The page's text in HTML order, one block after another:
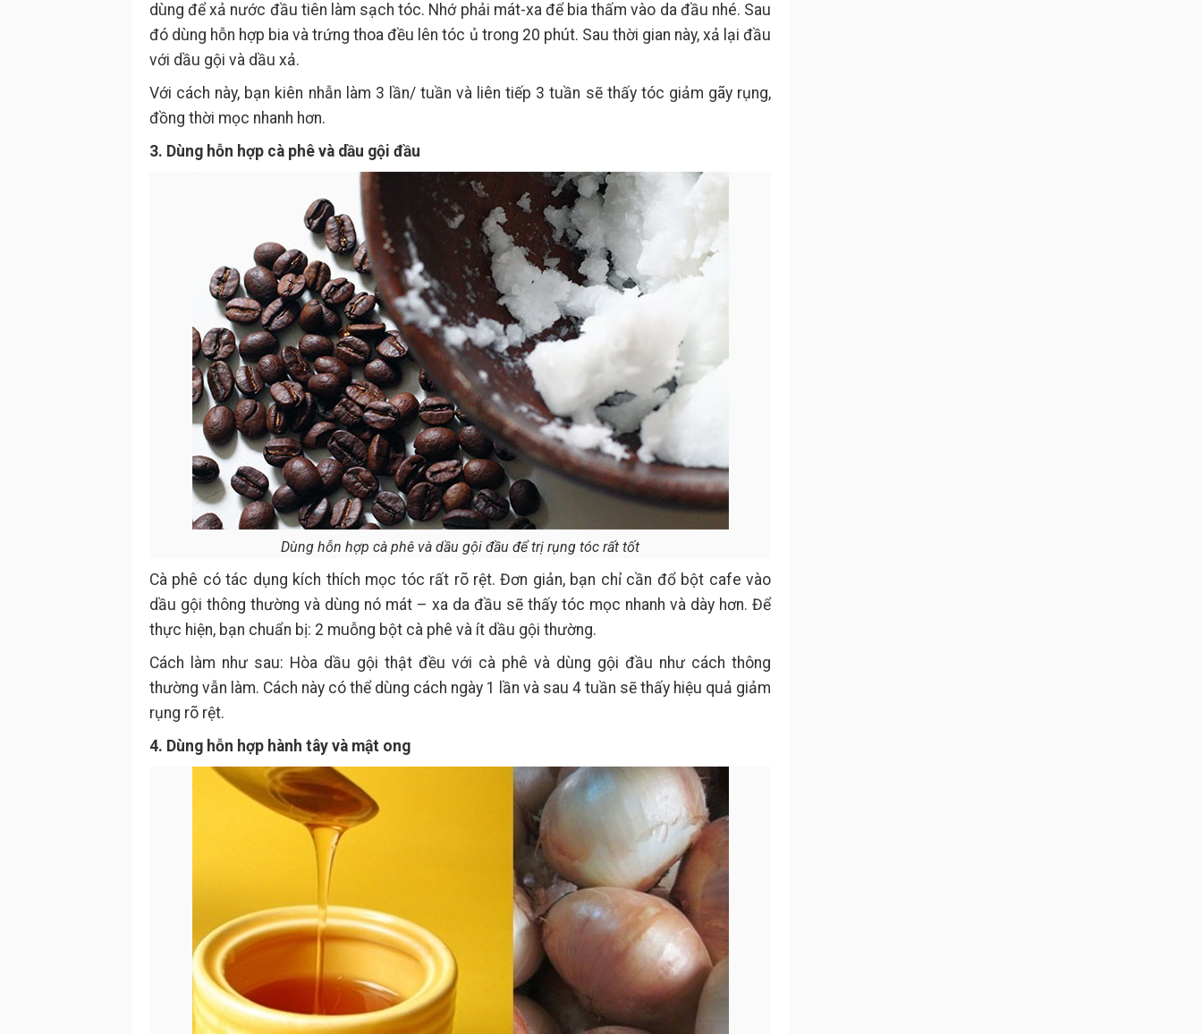
dùng để xả nước đầu tiên làm sạch tóc. Nhớ phải mát-xa để bia thấm vào da đầu nhé. Sau
đó dùng hỗn hợp bia và trứng thoa đều lên tóc ủ trong 20 phút. Sau thời gian này, xả lại đầu
với dầu gội và dầu xả.
Với cách này, bạn kiên nhẫn làm 3 lần/ tuần và liên tiếp 3 tuần sẽ thấy tóc giảm gãy rụng,
đồng thời mọc nhanh hơn.
3. Dùng hỗn hợp cà phê và dầu gội đầu
Dùng hỗn hợp cà phê và dầu gội đầu để trị rụng tóc rất tốt
Cà phê có tác dụng kích thích mọc tóc rất rõ rệt. Đơn giản, bạn chỉ cần đổ bột cafe vào
dầu gội thông thường và dùng nó mát – xa da đầu sẽ thấy tóc mọc nhanh và dày hơn. Để
thực hiện, bạn chuẩn bị: 2 muỗng bột cà phê và ít dầu gội thường.
Cách làm như sau: Hòa dầu gội thật đều với cà phê và dùng gội đầu như cách thông
thường vẫn làm. Cách này có thể dùng cách ngày 1 lần và sau 4 tuần sẽ thấy hiệu quả giảm
rụng rõ rệt.
4. Dùng hỗn hợp hành tây và mật ong